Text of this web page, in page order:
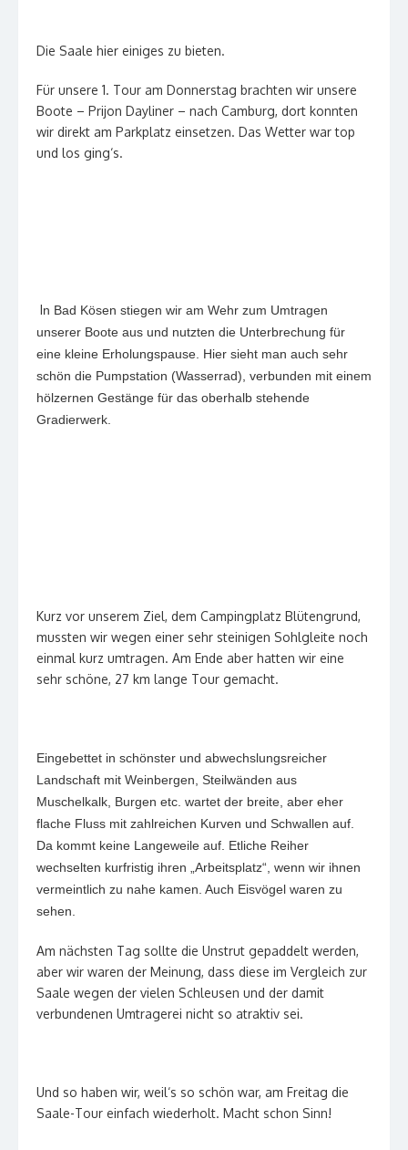
Die Saale hier einiges zu bieten.
Für unsere 1. Tour am Donnerstag brachten wir unsere
Boote – Prijon Dayliner – nach Camburg, dort konnten
wir direkt am Parkplatz einsetzen. Das Wetter war top
und los ging‘s.
In Bad Kösen stiegen wir am Wehr zum Umtragen
unserer Boote aus und nutzten die Unterbrechung für
eine kleine Erholungspause. Hier sieht man auch sehr
schön die Pumpstation (Wasserrad), verbunden mit einem
hölzernen Gestänge für das oberhalb stehende
Gradierwerk.
Kurz vor unserem Ziel, dem Campingplatz Blütengrund,
mussten wir wegen einer sehr steinigen Sohlgleite noch
einmal kurz umtragen. Am Ende aber hatten wir eine
sehr schöne, 27 km lange Tour gemacht.
Eingebettet in schönster und abwechslungsreicher
Landschaft mit Weinbergen, Steilwänden aus
Muschelkalk, Burgen etc. wartet der breite, aber eher
flache Fluss mit zahlreichen Kurven und Schwallen auf.
Da kommt keine Langeweile auf. Etliche Reiher
wechselten kurfristig ihren „Arbeitsplatz“, wenn wir ihnen
vermeintlich zu nahe kamen. Auch Eisvögel waren zu
sehen.
Am nächsten Tag sollte die Unstrut gepaddelt werden,
aber wir waren der Meinung, dass diese im Vergleich zur
Saale wegen der vielen Schleusen und der damit
verbundenen Umtragerei nicht so atraktiv sei.
Und so haben wir, weil‘s so schön war, am Freitag die
Saale-Tour einfach wiederholt. Macht schon Sinn!